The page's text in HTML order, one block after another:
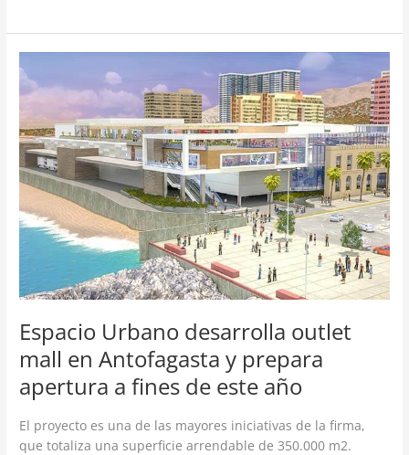
Espacio Urbano desarrolla outlet
mall en Antofagasta y prepara
apertura a fines de este año
El proyecto es una de las mayores iniciativas de la firma,
que totaliza una superficie arrendable de 350.000 m2.
Urbano
desarrolla
outlet
mall
en
Antofagasta
prepara
apertura
fines
de
este
año